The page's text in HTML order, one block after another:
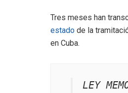
Tres meses han
estado de la
en Cuba.
LEY